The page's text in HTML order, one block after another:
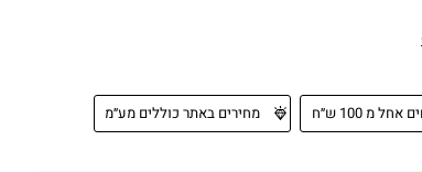
מ 100 ש״ח מחירים באתר כוללים מע״מ